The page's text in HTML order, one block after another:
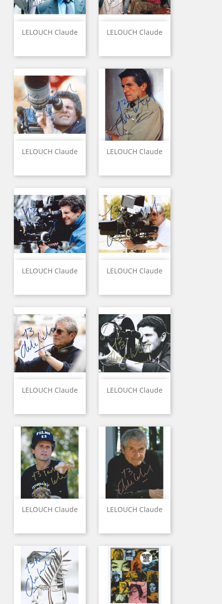
LELOUCH Claude LELOUCH Claude
LELOUCH Claude LELOUCH Claude
LELOUCH Claude LELOUCH Claude
LELOUCH Claude LELOUCH Claude
LELOUCH Claude LELOUCH Claude